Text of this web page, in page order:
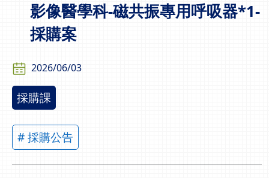
影像醫學科-磁共振專用呼吸器*1-
採購案
2026/06/03
採購課
# 採購公告